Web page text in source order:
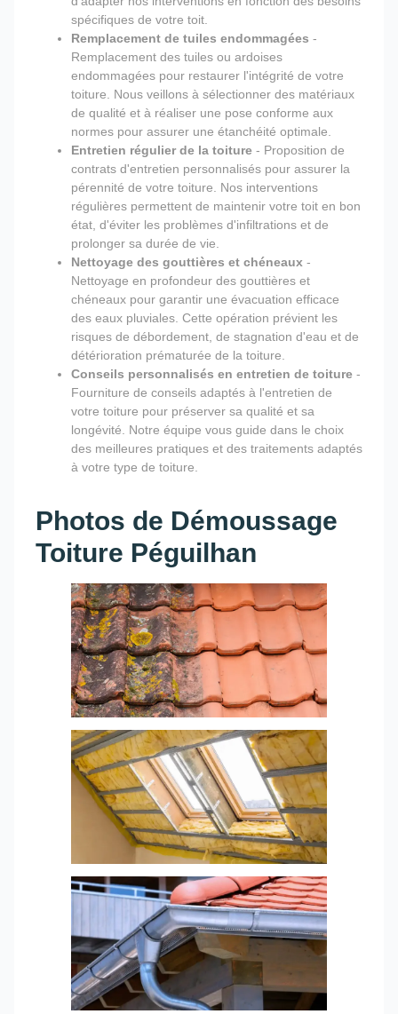
spécifiques de votre toit.
Remplacement de tuiles endommagées -
Remplacement des tuiles ou ardoises
endommagées pour restaurer l'intégrité de votre
toiture. Nous veillons à sélectionner des matériaux
de qualité et à réaliser une pose conforme aux
normes pour assurer une étanchéité optimale.
Entretien régulier de la toiture - Proposition de
contrats d'entretien personnalisés pour assurer la
pérennité de votre toiture. Nos interventions
régulières permettent de maintenir votre toit en bon
état, d'éviter les problèmes d'infiltrations et de
prolonger sa durée de vie.
Nettoyage des gouttières et chéneaux -
Nettoyage en profondeur des gouttières et
chéneaux pour garantir une évacuation efficace
des eaux pluviales. Cette opération prévient les
risques de débordement, de stagnation d'eau et de
détérioration prématurée de la toiture.
Conseils personnalisés en entretien de toiture -
Fourniture de conseils adaptés à l'entretien de
votre toiture pour préserver sa qualité et sa
longévité. Notre équipe vous guide dans le choix
des meilleures pratiques et des traitements adaptés
à votre type de toiture.
Photos de Démoussage
Toiture Péguilhan